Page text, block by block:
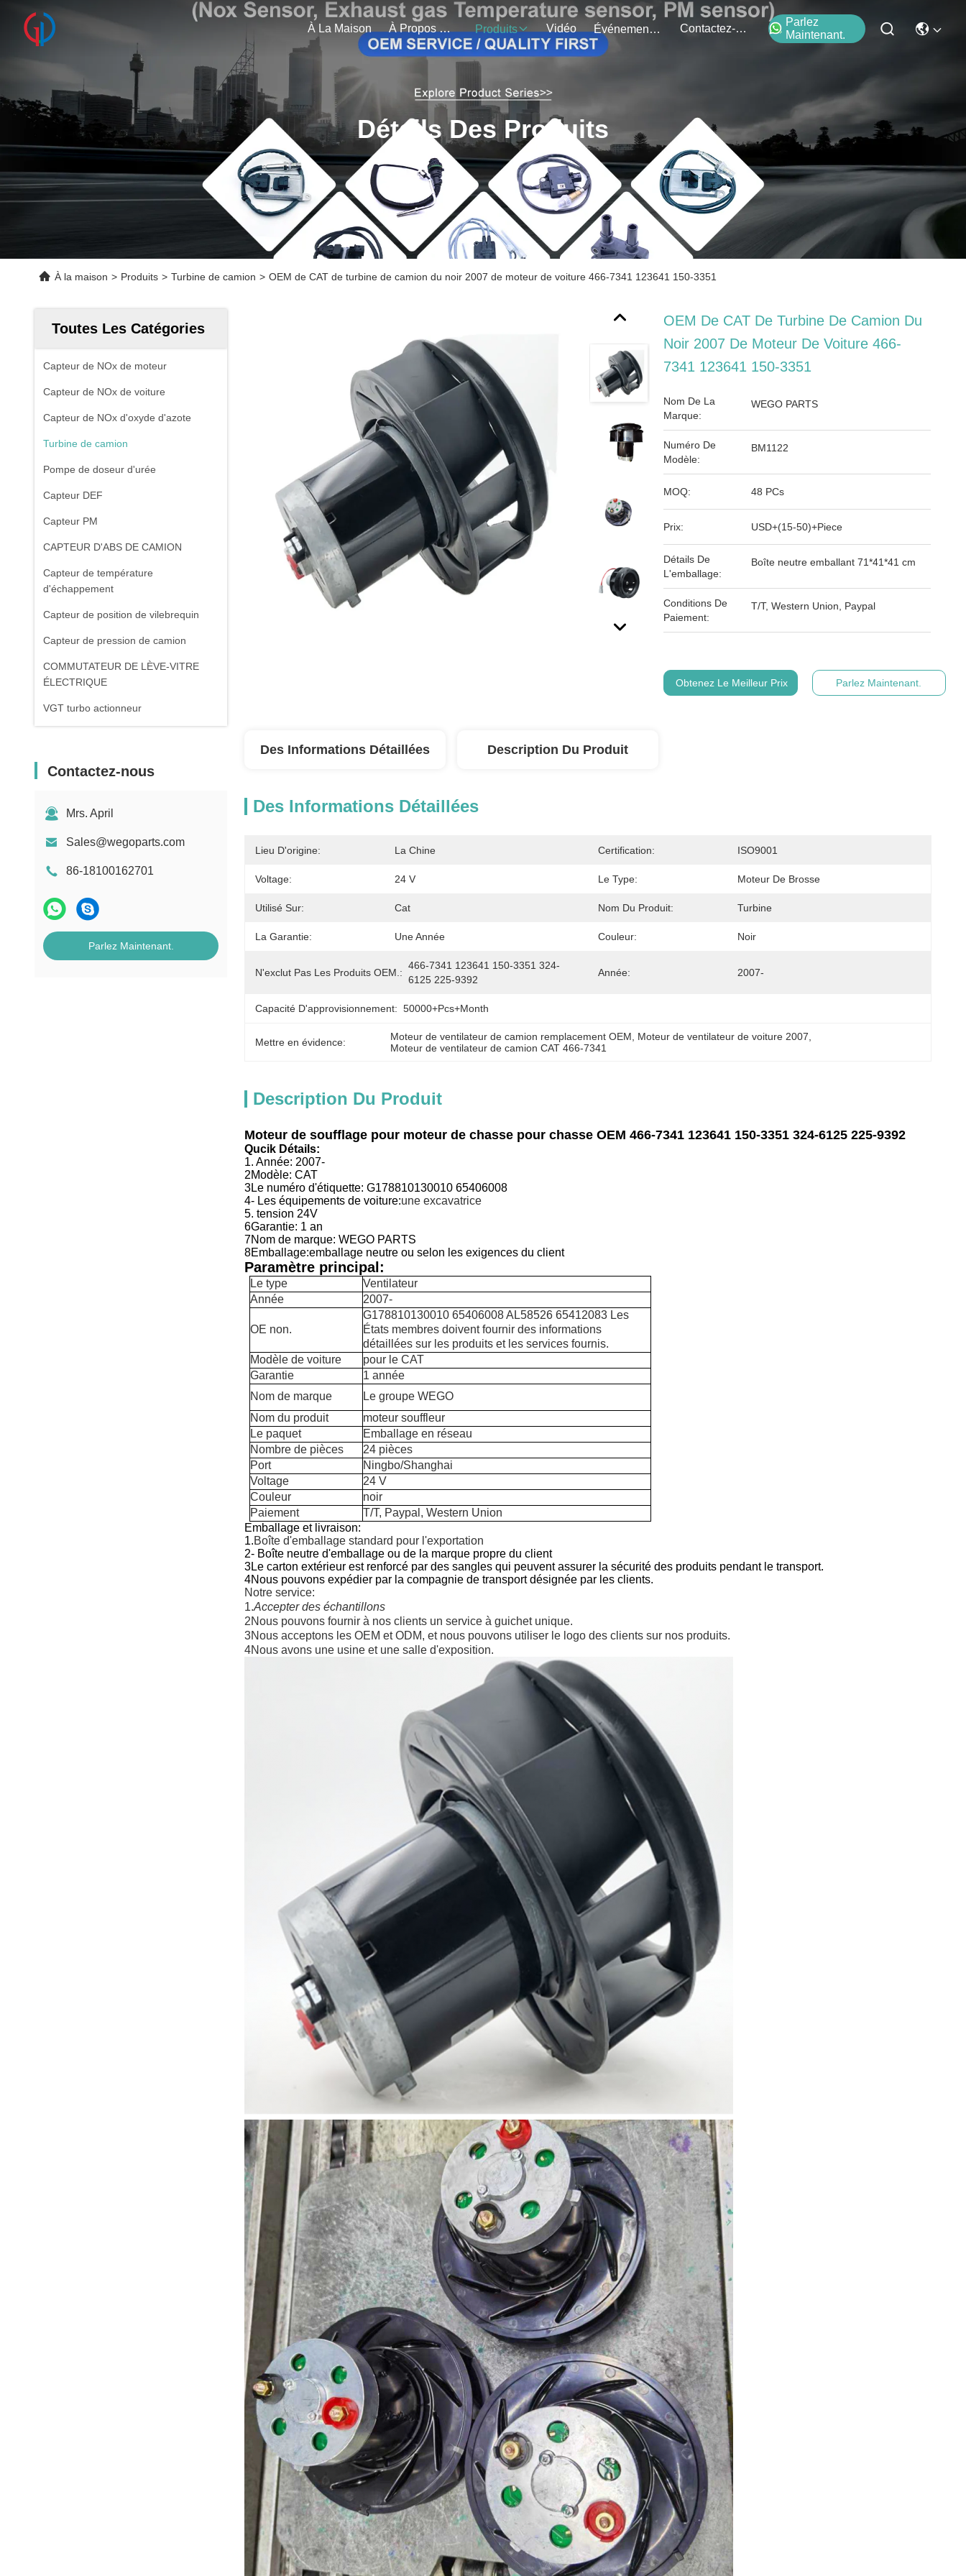
À La Maison À Propos De Nous Produits Vidéo Événements Contactez-Nous
Parlez
Maintenant.
Détails Des Produits
À la maison > Produits > Turbine de camion > OEM de CAT de turbine de camion du noir 2007 de moteur de voiture 466-7341 123641 150-3351
Toutes Les Catégories
Capteur de NOx de moteur
Capteur de NOx de voiture
Capteur de NOx d'oxyde d'azote
Turbine de camion
Pompe de doseur d'urée
Capteur DEF
Capteur PM
CAPTEUR D'ABS DE CAMION
Capteur de température
d'échappement
Capteur de position de vilebrequin
Capteur de pression de camion
COMMUTATEUR DE LÈVE-VITRE
ÉLECTRIQUE
VGT turbo actionneur
Contactez-nous
Mrs. April
Sales@wegoparts.com
86-18100162701
Parlez Maintenant.
OEM De CAT De Turbine De Camion Du
Noir 2007 De Moteur De Voiture 466-
7341 123641 150-3351
Nom De La
Marque:
WEGO PARTS
Numéro De
Modèle:
BM1122
MOQ: 48 PCs
Prix: USD+(15-50)+Piece
Détails De
L'emballage:
Boîte neutre emballant 71*41*41 cm
Conditions De
Paiement:
T/T, Western Union, Paypal
Obtenez Le Meilleur Prix Parlez Maintenant.
Des Informations Détaillées Description Du Produit
Des Informations Détaillées
Lieu D'origine: La Chine Certification: ISO9001
Voltage: 24 V Le Type: Moteur De Brosse
Utilisé Sur: Cat Nom Du Produit: Turbine
La Garantie: Une Année Couleur: Noir
N'exclut Pas Les Produits OEM.:
466-7341 123641 150-3351 324-
6125 225-9392
Année: 2007-
Capacité D'approvisionnement: 50000+Pcs+Month
Mettre en évidence: Moteur de ventilateur de camion remplacement OEM Moteur de ventilateur de voiture 2007
Moteur de ventilateur de camion CAT 466-7341
Description Du Produit
Moteur de soufflage pour moteur de chasse pour chasse OEM 466-7341 123641 150-3351 324-6125 225-9392
Qucik Détails:
1. Année: 2007-
2Modèle: CAT
3Le numéro d'étiquette: G178810130010 65406008
4- Les équipements de voiture:une excavatrice
5. tension 24V
6Garantie: 1 an
7Nom de marque: WEGO PARTS
8Emballage:emballage neutre ou selon les exigences du client
Paramètre principal:
Le type
Ventilateur
Année
2007-
OE non.
G178810130010 65406008 AL58526 65412083 Les
États membres doivent fournir des informations
détaillées sur les produits et les services fournis.
Modèle de voiture
pour le CAT
Garantie
1 année
Nom de marque
Le groupe WEGO
Nom du produit
moteur souffleur
Le paquet
Emballage en réseau
Nombre de pièces
24 pièces
Port
Ningbo/Shanghai
Voltage
24 V
Couleur
noir
Paiement
T/T, Paypal, Western Union
Emballage et livraison:
1.Boîte d'emballage standard pour l'exportation
2- Boîte neutre d'emballage ou de la marque propre du client
3Le carton extérieur est renforcé par des sangles qui peuvent assurer la sécurité des produits pendant le transport.
4Nous pouvons expédier par la compagnie de transport désignée par les clients.
Notre service:
1.Accepter des échantillons
2Nous pouvons fournir à nos clients un service à guichet unique.
3Nous acceptons les OEM et ODM, et nous pouvons utiliser le logo des clients sur nos produits.
4Nous avons une usine et une salle d'exposition.